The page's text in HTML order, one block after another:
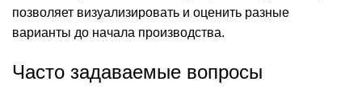
позволяет визуализировать и оценить разные
варианты до начала производства.
Часто задаваемые вопросы